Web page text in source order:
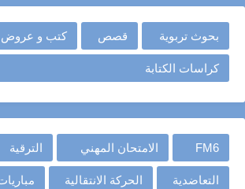
بحوث تربوية قصص كتب و عروض
كراسات الكتابة
FM6 الامتحان المهني الترقية
التعاضدية الحركة الانتقالية